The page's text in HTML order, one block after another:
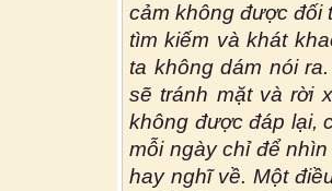
cảm không được đối
tìm kiếm và khát
ta không dám nói
sẽ tránh mặt và rời
không được đáp lại,
mỗi ngày chỉ để
hay nghĩ về. Một